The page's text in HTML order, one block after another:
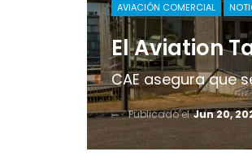
AVIACIÓN COMERCIAL
El Aviation
CAE asegura que
Publicado elJun 20,